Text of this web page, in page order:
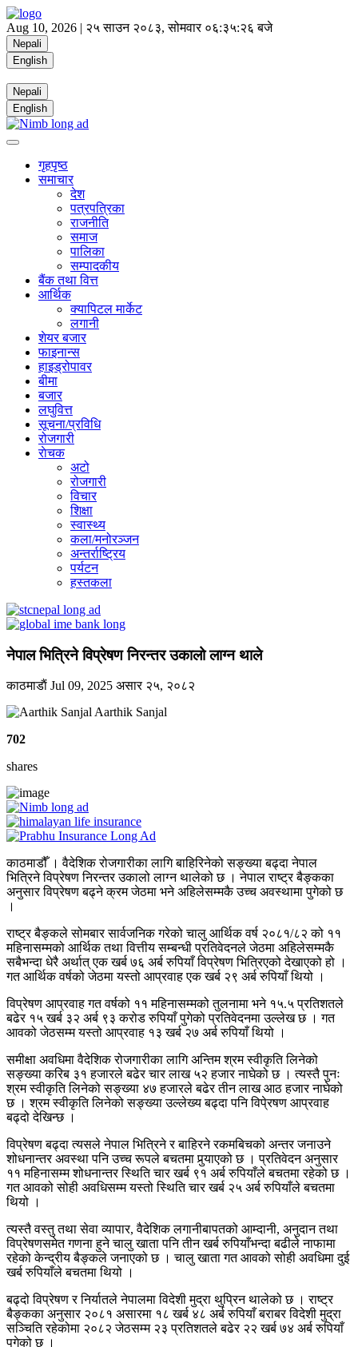
Aug 10, 2026 | २५ साउन २०८३, सोमवार ०६:३५:२६ बजे
Nepali
English
Nepali
English
गृहपृष्ठ
समाचार
देश
पत्रपत्रिका
राजनीति
समाज
पालिका
सम्पादकीय
बैंक तथा वित्त
आर्थिक
क्यापिटल मार्केट
लगानी
शेयर बजार
फाइनान्स
हाइड्रोपावर
बीमा
बजार
लघुवित्त
सूचना/प्रविधि
रोजगारी
राेचक
अटो
रोजगारी
विचार
शिक्षा
स्वास्थ्य
कला/मनोरञ्जन
अन्तर्राष्ट्रिय
पर्यटन
हस्तकला
नेपाल भित्रिने विप्रेषण निरन्तर उकालो लाग्न थाले
काठमाडाैं Jul 09, 2025 असार २५, २०८२
Aarthik Sanjal
702
shares
काठमाडौँ । वैदेशिक रोजगारीका लागि बाहिरिनेको सङ्ख्या बढ्दा नेपाल
भित्रिने विप्रेषण निरन्तर उकालो लाग्न थालेको छ । नेपाल राष्ट्र बैङ्कका
अनुसार विप्रेषण बढ्ने क्रम जेठमा भने अहिलेसम्मकै उच्च अवस्थामा पुगेको छ
।
राष्ट्र बैङ्कले सोमबार सार्वजनिक गरेको चालु आर्थिक वर्ष २०८१/८२ को ११
महिनासम्मको आर्थिक तथा वित्तीय सम्बन्धी प्रतिवेदनले जेठमा अहिलेसम्मकै
सबैभन्दा धेरै अर्थात् एक खर्ब ७६ अर्ब रुपियाँ विप्रेषण भित्रिएको देखाएको हो ।
गत आर्थिक वर्षको जेठमा यस्तो आप्रवाह एक खर्ब २९ अर्ब रुपियाँ थियो ।
विप्रेषण आप्रवाह गत वर्षको ११ महिनासम्मको तुलनामा भने १५.५ प्रतिशतले
बढेर १५ खर्ब ३२ अर्ब ९३ करोड रुपियाँ पुगेको प्रतिवेदनमा उल्लेख छ । गत
आवको जेठसम्म यस्तो आप्रवाह १३ खर्ब २७ अर्ब रुपियाँ थियो ।
समीक्षा अवधिमा वैदेशिक रोजगारीका लागि अन्तिम श्रम स्वीकृति लिनेको
सङ्ख्या करिब ३१ हजारले बढेर चार लाख ५२ हजार नाघेको छ । त्यस्तै पुनः
श्रम स्वीकृति लिनेको सङ्ख्या ४७ हजारले बढेर तीन लाख आठ हजार नाघेको
छ । श्रम स्वीकृति लिनेको सङ्ख्या उल्लेख्य बढ्दा पनि विपे्रषण आप्रवाह
बढ्दो देखिन्छ ।
विप्रेषण बढ्दा त्यसले नेपाल भित्रिने र बाहिरने रकमबिचको अन्तर जनाउने
शोधनान्तर अवस्था पनि उच्च रूपले बचतमा पुर्‍याएको छ । प्रतिवेदन अनुसार
११ महिनासम्म शोधनान्तर स्थिति चार खर्ब ९१ अर्ब रुपियाँले बचतमा रहेको छ ।
गत आवको सोही अवधिसम्म यस्तो स्थिति चार खर्ब २५ अर्ब रुपियाँले बचतमा
थियो ।
त्यस्तै वस्तु तथा सेवा व्यापार, वैदेशिक लगानीबापतको आम्दानी, अनुदान तथा
विप्रेषणसमेत गणना हुने चालु खाता पनि तीन खर्ब रुपियाँभन्दा बढीले नाफामा
रहेको केन्द्रीय बैङ्कले जनाएको छ । चालु खाता गत आवको सोही अवधिमा दुई
खर्ब रुपियाँले बचतमा थियो ।
बढ्दो विप्रेषण र निर्यातले नेपालमा विदेशी मुद्रा थुप्रिन थालेको छ । राष्ट्र
बैङ्कका अनुसार २०८१ असारमा १८ खर्ब ४८ अर्ब रुपियाँ बराबर विदेशी मुद्रा
सञ्चिति रहेकोमा २०८२ जेठसम्म २३ प्रतिशतले बढेर २२ खर्ब ७४ अर्ब रुपियाँ
पुगेको छ ।